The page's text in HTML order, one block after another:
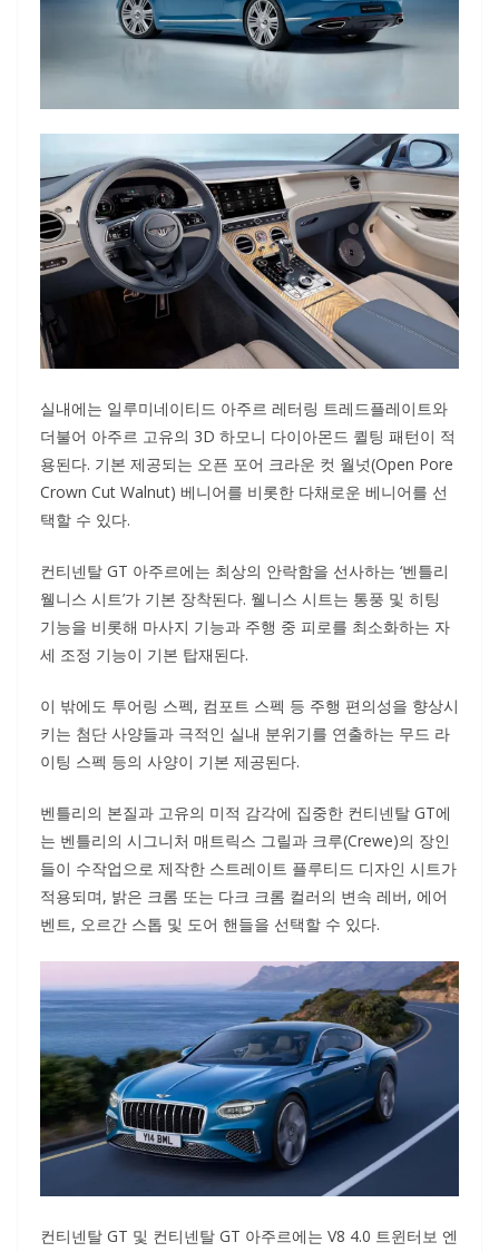
실내에는 일루미네이티드 아주르 레터링 트레드플레이트와
더불어 아주르 고유의 3D 하모니 다이아몬드 퀼팅 패턴이 적
용된다. 기본 제공되는 오픈 포어 크라운 컷 월넛(Open Pore
Crown Cut Walnut) 베니어를 비롯한 다채로운 베니어를 선
택할 수 있다.
컨티넨탈 GT 아주르에는 최상의 안락함을 선사하는 ‘벤틀리
웰니스 시트’가 기본 장착된다. 웰니스 시트는 통풍 및 히팅
기능을 비롯해 마사지 기능과 주행 중 피로를 최소화하는 자
세 조정 기능이 기본 탑재된다.
이 밖에도 투어링 스펙, 컴포트 스펙 등 주행 편의성을 향상시
키는 첨단 사양들과 극적인 실내 분위기를 연출하는 무드 라
이팅 스펙 등의 사양이 기본 제공된다.
벤틀리의 본질과 고유의 미적 감각에 집중한 컨티넨탈 GT에
는 벤틀리의 시그니처 매트릭스 그릴과 크루(Crewe)의 장인
들이 수작업으로 제작한 스트레이트 플루티드 디자인 시트가
적용되며, 밝은 크롬 또는 다크 크롬 컬러의 변속 레버, 에어
벤트, 오르간 스톱 및 도어 핸들을 선택할 수 있다.
컨티넨탈 GT 및 컨티넨탈 GT 아주르에는 V8 4.0 트윈터보 엔